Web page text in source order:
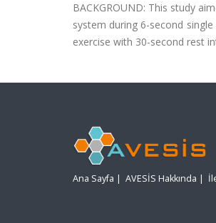
BACKGROUND: This study
system during 6-second
exercise with 30-second rest
Ana Sayfa | AVESİS Hakkında |